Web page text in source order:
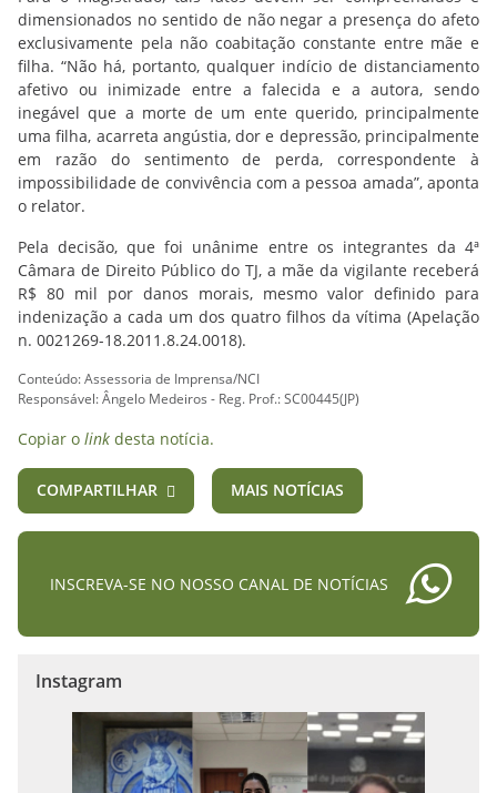
dimensionados no sentido de não negar a presença do afeto
exclusivamente pela não coabitação constante entre mãe e
filha. “Não há, portanto, qualquer indício de distanciamento
afetivo ou inimizade entre a falecida e a autora, sendo
inegável que a morte de um ente querido, principalmente
uma filha, acarreta angústia, dor e depressão, principalmente
em razão do sentimento de perda, correspondente à
impossibilidade de convivência com a pessoa amada”, aponta
o relator.
Pela decisão, que foi unânime entre os integrantes da 4ª
Câmara de Direito Público do TJ, a mãe da vigilante receberá
R$ 80 mil por danos morais, mesmo valor definido para
indenização a cada um dos quatro filhos da vítima (Apelação
n. 0021269-18.2011.8.24.0018).
Conteúdo: Assessoria de Imprensa/NCI
Responsável: Ângelo Medeiros - Reg. Prof.: SC00445(JP)
Copiar o link desta notícia.
COMPARTILHAR MAIS NOTÍCIAS
INSCREVA-SE NO NOSSO CANAL DE NOTÍCIAS
Instagram